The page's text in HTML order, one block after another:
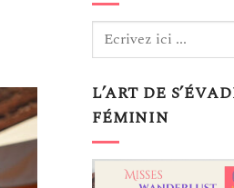
L’ART DE
FÉMININ